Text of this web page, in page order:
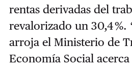
rentas derivadas del
revalorizado un 30,4 %.
arroja el Ministerio de
Economía Social